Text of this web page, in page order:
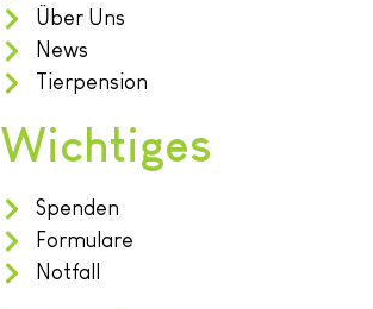
Über Uns
News
Tierpension
Wichtiges
Spenden
Formulare
Notfall